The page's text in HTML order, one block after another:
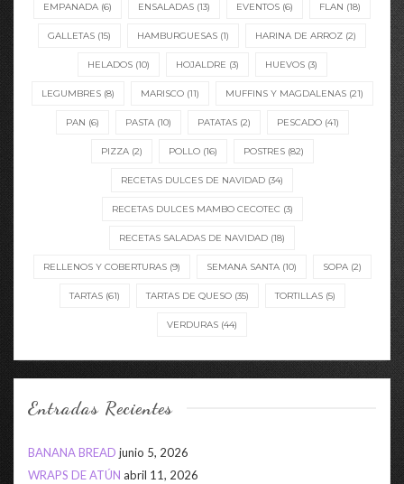
EMPANADA (6) ENSALADAS (13) EVENTOS (6) FLAN (18)
GALLETAS (15) HAMBURGUESAS (1) HARINA DE ARROZ (2)
HELADOS(10) HOJALDRE (3) HUEVOS(3)
LEGUMBRES(8) MARISCO(11) MUFFINS Y MAGDALENAS(21)
PAN (6) PASTA(10) PATATAS(2) PESCADO(41)
PIZZA(2) POLLO(16) POSTRES(82)
RECETAS DULCES DE NAVIDAD (34)
RECETAS DULCES MAMBO CECOTEC (3)
RECETAS SALADAS DE NAVIDAD (18)
RELLENOS Y COBERTURAS(9) SEMANA SANTA(10) SOPA(2)
TARTAS(61) TARTAS DE QUESO(35) TORTILLAS(5)
VERDURAS (44)
Entradas Recientes
BANANA BREAD junio 5, 2026
WRAPS DE ATÚN abril 11, 2026